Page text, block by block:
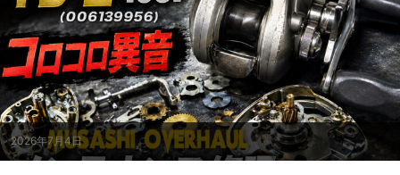
2026年7月4日